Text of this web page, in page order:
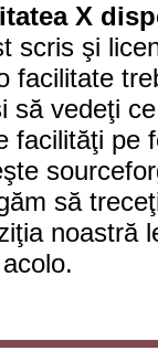
X
scris şi
facilitate
să vedeţi
facilităţi pe
să
noastră